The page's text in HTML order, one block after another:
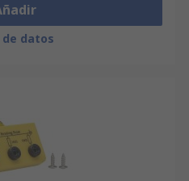
de datos